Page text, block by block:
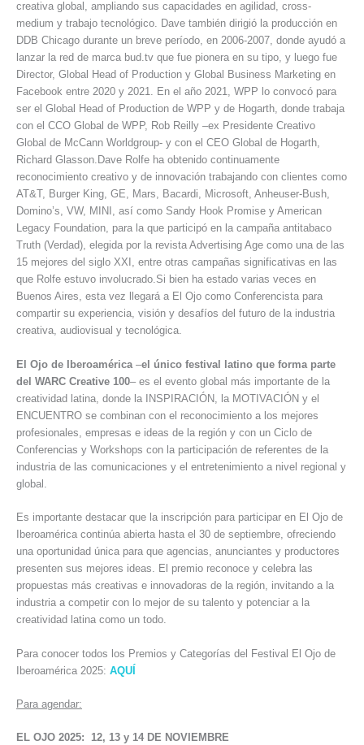
creativa global, ampliando sus capacidades en agilidad, cross-
medium y trabajo tecnológico. Dave también dirigió la producción en
DDB Chicago durante un breve período, en 2006-2007, donde ayudó a
lanzar la red de marca bud.tv que fue pionera en su tipo, y luego fue
Director, Global Head of Production y Global Business Marketing en
Facebook entre 2020 y 2021. En el año 2021, WPP lo convocó para
ser el Global Head of Production de WPP y de Hogarth, donde trabaja
con el CCO Global de WPP, Rob Reilly –ex Presidente Creativo
Global de McCann Worldgroup- y con el CEO Global de Hogarth,
Richard Glasson.Dave Rolfe ha obtenido continuamente
reconocimiento creativo y de innovación trabajando con clientes como
AT&T, Burger King, GE, Mars, Bacardi, Microsoft, Anheuser-Bush,
Domino’s, VW, MINI, así como Sandy Hook Promise y American
Legacy Foundation, para la que participó en la campaña antitabaco
Truth (Verdad), elegida por la revista Advertising Age como una de las
15 mejores del siglo XXI, entre otras campañas significativas en las
que Rolfe estuvo involucrado.Si bien ha estado varias veces en
Buenos Aires, esta vez llegará a El Ojo como Conferencista para
compartir su experiencia, visión y desafíos del futuro de la industria
creativa, audiovisual y tecnológica.
El Ojo de Iberoamérica –el único festival latino que forma parte
del WARC Creative 100– es el evento global más importante de la
creatividad latina, donde la INSPIRACIÓN, la MOTIVACIÓN y el
ENCUENTRO se combinan con el reconocimiento a los mejores
profesionales, empresas e ideas de la región y con un Ciclo de
Conferencias y Workshops con la participación de referentes de la
industria de las comunicaciones y el entretenimiento a nivel regional y
global.
Es importante destacar que la inscripción para participar en El Ojo de
Iberoamérica continúa abierta hasta el 30 de septiembre, ofreciendo
una oportunidad única para que agencias, anunciantes y productores
presenten sus mejores ideas. El premio reconoce y celebra las
propuestas más creativas e innovadoras de la región, invitando a la
industria a competir con lo mejor de su talento y potenciar a la
creatividad latina como un todo.
Para conocer todos los Premios y Categorías del Festival El Ojo de
Iberoamérica 2025: AQUÍ
Para agendar:
EL OJO 2025: 12, 13 y 14 DE NOVIEMBRE